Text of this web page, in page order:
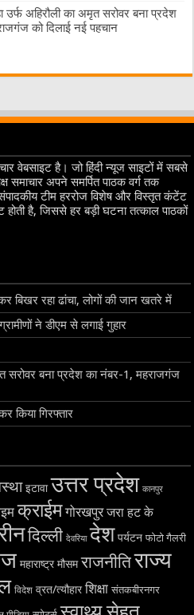
उर्फ अहिरौली का अमृत सरोवर बना प्रदेश
को दिलाई नई पहचान
वेबसाइट है। जो हिंदी न्यूज साइटों में सबसे
समाचार अपने समर्पित पाठक वर्ग तक
टीम हररोज विशेष और विस्तृत कंटेंट
है, जिससे हर बड़ी घटना तत्काल पाठकों
बिखर रहा ढांचा, लोगों की जान खतरे में
ने डीएम से लगाई गुहार
सरोवर बना प्रदेश का नंबर-1, महराजगंज
किया गिरफ्तार
इटावा उत्तर प्रदेश कानपुर
क्राईम गोरखपुर जरा हट के
दिल्ली देवरिया देश पर्यटन फोटो गैलरी
महाराष्ट्र मौसम राजनीतिराज्य
विदेश व्रत/त्यौहार शिक्षा संतकबीरनगर